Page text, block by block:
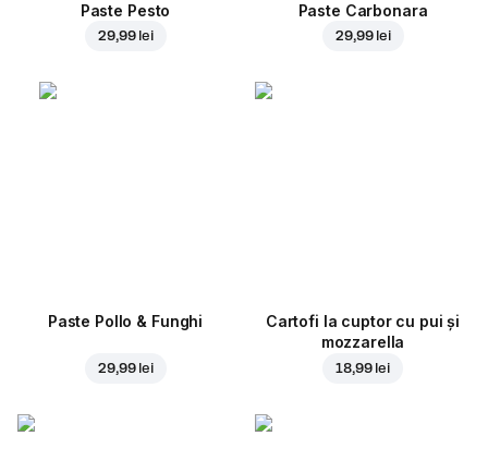
Paste Pesto
29,99 lei
Paste Carbonara
29,99 lei
Paste Pollo & Funghi
29,99 lei
Cartofi la cuptor cu pui și
mozzarella
18,99 lei